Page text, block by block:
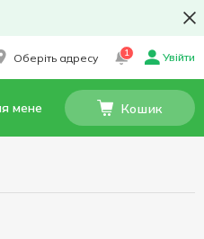
Оберіть адресу 1 Увійти
мене Кошик